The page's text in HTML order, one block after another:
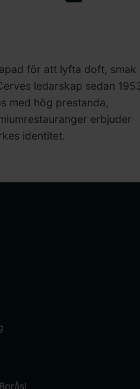
för att lyfta doft, smak
ledarskap sedan
med hög prestanda,
erbjuder
identitet.